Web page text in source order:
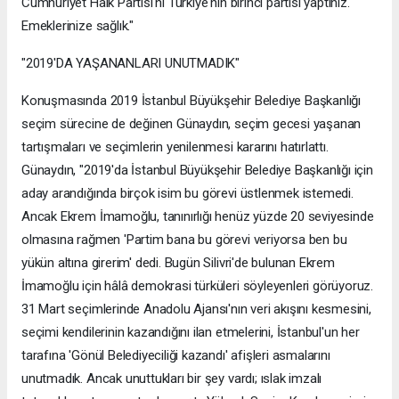
Emeklerinize sağlık."
"2019'DA YAŞANANLARI UNUTMADIK"
Konuşmasında 2019 İstanbul Büyükşehir Belediye Başkanlığı
seçim sürecine de değinen Günaydın, seçim gecesi yaşanan
tartışmaları ve seçimlerin yenilenmesi kararını hatırlattı.
Günaydın, "2019'da İstanbul Büyükşehir Belediye Başkanlığı için
aday arandığında birçok isim bu görevi üstlenmek istemedi.
Ancak Ekrem İmamoğlu, tanınırlığı henüz yüzde 20 seviyesinde
olmasına rağmen 'Partim bana bu görevi veriyorsa ben bu
yükün altına girerim' dedi. Bugün Silivri'de bulunan Ekrem
İmamoğlu için hâlâ demokrasi türküleri söyleyenleri görüyoruz.
31 Mart seçimlerinde Anadolu Ajansı'nın veri akışını kesmesini,
seçimi kendilerinin kazandığını ilan etmelerini, İstanbul'un her
tarafına 'Gönül Belediyeciliği kazandı' afişleri asmalarını
unutmadık. Ancak unuttukları bir şey vardı; ıslak imzalı